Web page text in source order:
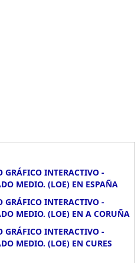
GRÁFICO INTERACTIVO -
MEDIO. (LOE) EN ESPAÑA
GRÁFICO INTERACTIVO -
MEDIO. (LOE) EN A CORUÑA
GRÁFICO INTERACTIVO -
MEDIO. (LOE) EN CURES